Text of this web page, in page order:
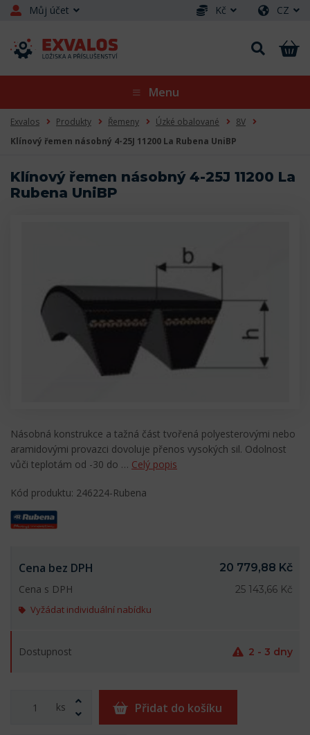
Můj účet Kč CZ
Menu
Exvalos Produkty Řemeny Úzké obalované
8V
Klínový řemen násobný 4-25J 11200 La Rubena UniBP
Klínový řemen násobný 4-25J 11200 La
Rubena UniBP
Násobná konstrukce a tažná část tvořená polyesterovými nebo
aramidovými provazci dovoluje přenos vysokých sil. Odolnost
vůči teplotám od -30 do … Celý popis
Kód produktu: 246224-Rubena
Cena bez DPH
20 779,88 Kč
Cena s DPH
25 143,66 Kč
Vyžádat individuální nabídku
Dostupnost 2 - 3 dny
ks Přidat do košíku